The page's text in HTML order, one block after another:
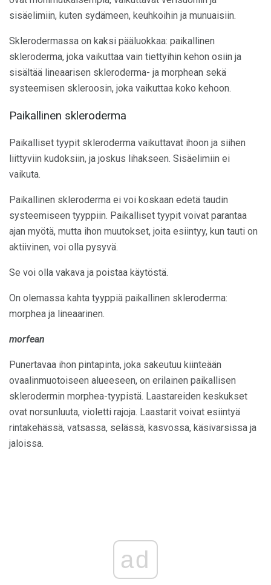
sisäelimiin, kuten sydämeen, keuhkoihin ja munuaisiin.
Sklerodermassa on kaksi pääluokkaa: paikallinen
skleroderma, joka vaikuttaa vain tiettyihin kehon osiin ja
sisältää lineaarisen skleroderma- ja morphean sekä
systeemisen skleroosin, joka vaikuttaa koko kehoon.
Paikallinen skleroderma
Paikalliset tyypit skleroderma vaikuttavat ihoon ja siihen
liittyviin kudoksiin, ja joskus lihakseen. Sisäelimiin ei
vaikuta.
Paikallinen skleroderma ei voi koskaan edetä taudin
systeemiseen tyyppiin. Paikalliset tyypit voivat parantaa
ajan myötä, mutta ihon muutokset, joita esiintyy, kun tauti on
aktiivinen, voi olla pysyvä.
Se voi olla vakava ja poistaa käytöstä.
On olemassa kahta tyyppiä paikallinen skleroderma:
morphea ja lineaarinen.
morfean
Punertavaa ihon pintapinta, joka sakeutuu kiinteään
ovaalinmuotoiseen alueeseen, on erilainen paikallisen
sklerodermin morphea-tyypistä. Laastareiden keskukset
ovat norsunluuta, violetti rajoja. Laastarit voivat esiintyä
rintakehässä, vatsassa, selässä, kasvossa, käsivarsissa ja
jaloissa.
ad